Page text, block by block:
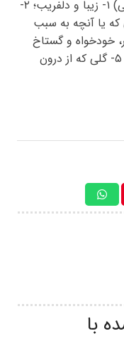
رعنا اسم دخترانه است، معنی رعنا: (عربی) ۱- زیبا و دلفریب؛ ۲-
آن که یا آنچه به سبب
خودخواه و گستاخ
شده است؛ ۴- (به مجاز) بلند و کشیده؛ ۵- گلی که از درون
با